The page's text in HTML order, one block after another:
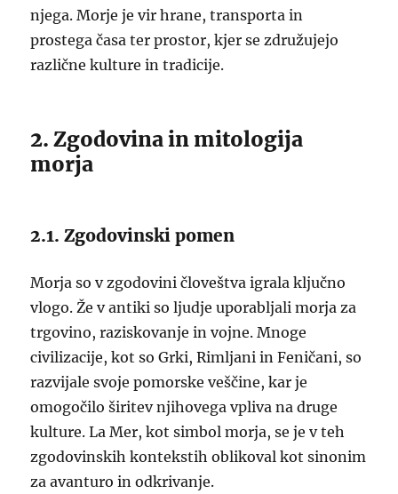
njega. Morje je vir hrane, transporta in
prostega časa ter prostor, kjer se združujejo
različne kulture in tradicije.
2. Zgodovina in mitologija
morja
2.1. Zgodovinski pomen
Morja so v zgodovini človeštva igrala ključno
vlogo. Že v antiki so ljudje uporabljali morja za
trgovino, raziskovanje in vojne. Mnoge
civilizacije, kot so Grki, Rimljani in Feničani, so
razvijale svoje pomorske veščine, kar je
omogočilo širitev njihovega vpliva na druge
kulture. La Mer, kot simbol morja, se je v teh
zgodovinskih kontekstih oblikoval kot sinonim
za avanturo in odkrivanje.